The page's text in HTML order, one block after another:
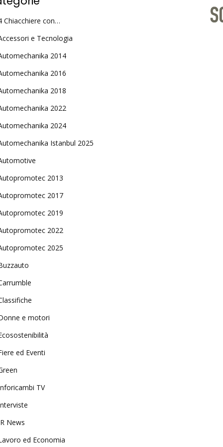
Chiacchiere con…
e Tecnologia
2014
2016
2018
2022
2024
Istanbul 2025
2013
2017
2019
2022
2025
e motori
ed Eventi
TV
News
ed Economia